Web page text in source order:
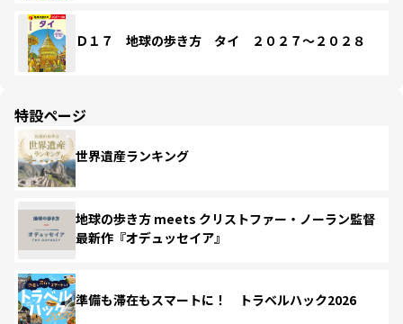
Ｄ１７ 地球の歩き方 タイ ２０２７～２０２８
特設ページ
世界遺産ランキング
地球の歩き方 meets クリストファー・ノーラン監督
最新作『オデュッセイア』
準備も滞在もスマートに！ トラベルハック2026